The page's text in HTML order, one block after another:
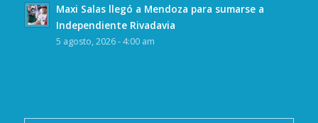
Maxi Salas llegó a Mendoza para sumarse a
Independiente Rivadavia
5 agosto, 2026 - 4:00 am